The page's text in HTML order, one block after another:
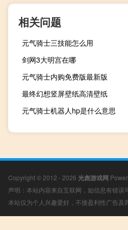
相关问题
元气骑士三技能怎么用
剑网3大明宫在哪
元气骑士内购免费版最新版
最终幻想竖屏壁纸高清壁纸
元气骑士机器人hp是什么意思
Copyright © 2012 - 2026 光彪游戏网
声明：本站内容来自互联网，如信息有错
本站仅为个人兴趣爱好，不接盈利性广告及